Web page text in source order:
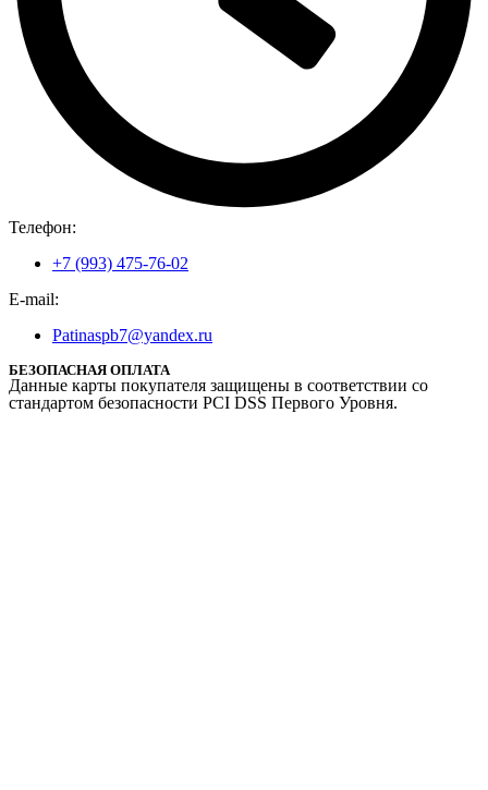
Телефон:
+7 (993) 475-76-02
E-mail:
Patinaspb7@yandex.ru
БЕЗОПАСНАЯ ОПЛАТА
Данные карты покупателя защищены в соответствии со
стандартом безопасности PCI DSS Первого Уровня.